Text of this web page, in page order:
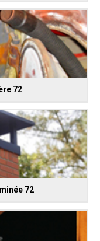
72
72